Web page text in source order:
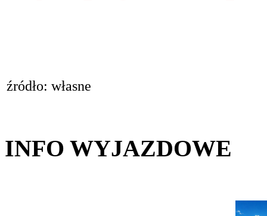
źródło: własne
INFO WYJAZDOWE